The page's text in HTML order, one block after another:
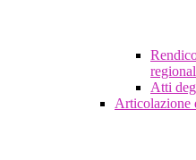
Atti
Articolazione